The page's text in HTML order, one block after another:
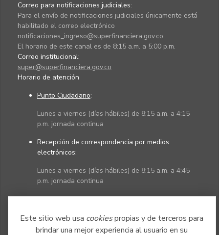
Este sitio web usa cookiespropias y de terceros para
brindar una mejor experiencia al usuario en su
Correo para notificaciones judiciales:
Para el envío de notificaciones judiciales únicamente está
habilitado el correo electrónico
notificaciones_ingreso@superfinanciera.gov.co
El horario de este canal es de 8:15 a.m. a 5:00 p.m.
Correo institucional:
super@superfinanciera.gov.co
Horario de atención
Punto Ciudadano:
Lunes a viernes (días hábiles) de 8:15 a.m. a 4:15
p.m. jornada continua
Recepción de correspondencia por medios
electrónicos:
Lunes a viernes (días hábiles) de 8:15 a.m. a 4:45
p.m. jornada continua